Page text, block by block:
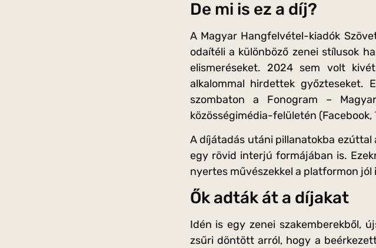
De mi is ez a díj?
A Magyar Hangfelvétel-kiadók
odaítéli a különböző zenei stílusok
elismeréseket. 2024 sem volt
alkalommal hirdettek győzteseket.
szombaton a Fonogram –
közösségimédia-felületén (Facebook,
A díjátadás utáni pillanatokba
egy rövid interjú formájában is.
nyertes művészekkel a platformon
Ők adták át a díjakat
Idén is egy zenei szakemberekből,
zsűri döntött arról, hogy a